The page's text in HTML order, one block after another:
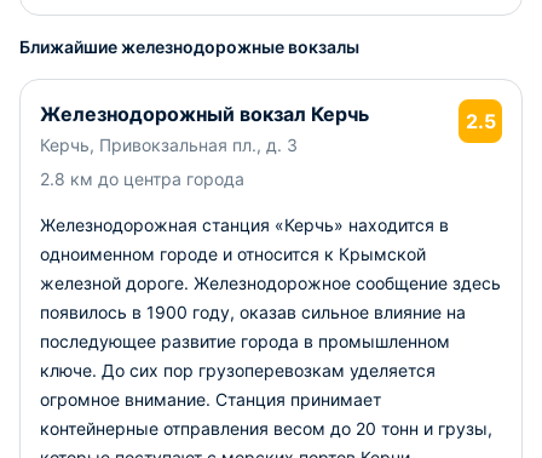
Ближайшие железнодорожные вокзалы
Железнодорожный вокзал Керчь
Керчь, Привокзальная пл., д. 3
2.8 км до центра города
2.5
Железнодорожная станция «Керчь» находится в
одноименном городе и относится к Крымской
железной дороге. Железнодорожное сообщение здесь
появилось в 1900 году, оказав сильное влияние на
последующее развитие города в промышленном
ключе. До сих пор грузоперевозкам уделяется
огромное внимание. Станция принимает
контейнерные отправления весом до 20 тонн и грузы,